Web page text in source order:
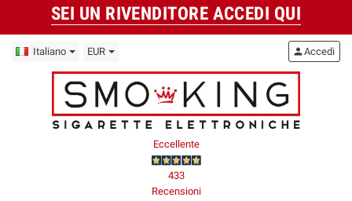
SEI UN RIVENDITORE ACCEDI QUI
Italiano EUR
Eccellente
433
Recensioni
personAccedi